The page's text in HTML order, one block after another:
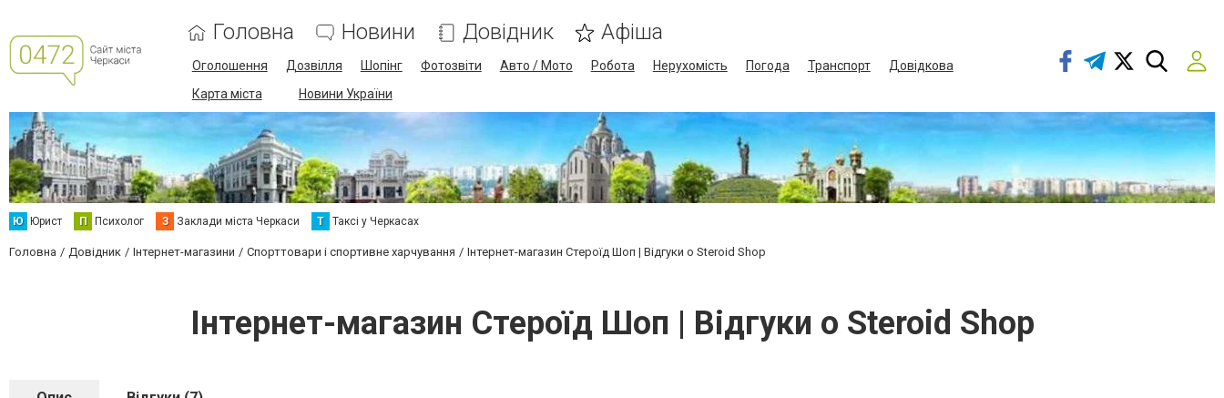
Головна Новини Довідник Афіша
Оголошення Дозвілля Шопінг Фотозвіти Авто / Мото Робота Нерухомість Погода Транспорт
Довідкова
Карта міста
Новини України
Ю Юрист П Психолог З Заклади міста Черкаси Т Таксі у Черкасах
Головна Довідник Інтернет-магазини Спорттовари і спортивне харчування Інтернет-магазин Cтероїд Шоп | Відгуки о Steroid Shop
Інтернет-магазин Cтероїд Шоп | Відгуки о Steroid Shop